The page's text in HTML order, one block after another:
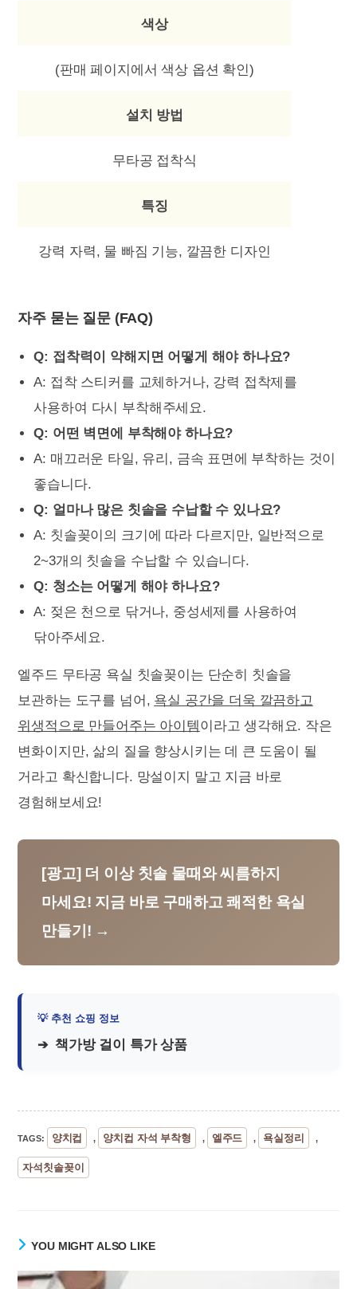
색상
(판매 페이지에서 색상 옵션 확인)
설치 방법
무타공 접착식
특징
강력 자력, 물 빠짐 기능, 깔끔한 디자인
자주 묻는 질문 (FAQ)
Q: 접착력이 약해지면 어떻게 해야 하나요?
A: 접착 스티커를 교체하거나, 강력 접착제를
사용하여 다시 부착해주세요.
Q: 어떤 벽면에 부착해야 하나요?
A: 매끄러운 타일, 유리, 금속 표면에 부착하는 것이
좋습니다.
Q: 얼마나 많은 칫솔을 수납할 수 있나요?
A: 칫솔꽂이의 크기에 따라 다르지만, 일반적으로
2~3개의 칫솔을 수납할 수 있습니다.
Q: 청소는 어떻게 해야 하나요?
A: 젖은 천으로 닦거나, 중성세제를 사용하여
닦아주세요.
엘주드 무타공 욕실 칫솔꽂이는 단순히 칫솔을
보관하는 도구를 넘어, 욕실 공간을 더욱 깔끔하고
위생적으로 만들어주는 아이템이라고 생각해요. 작은
변화이지만, 삶의 질을 향상시키는 데 큰 도움이 될
거라고 확신합니다. 망설이지 말고 지금 바로
경험해보세요!
[광고] 더 이상 칫솔 물때와 씨름하지
마세요! 지금 바로 구매하고 쾌적한 욕실
만들기! →
책가방 걸이 특가 상품
TAGS: 양치컵 , 양치컵 자석 부착형 , 엘주드 , 욕실정리 ,
자석칫솔꽂이
YOU MIGHT ALSO LIKE